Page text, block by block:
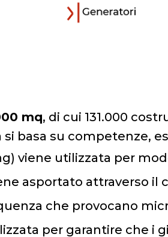
mq, di cui 131.000
basa su competenze,
viene utilizzata per
asportato attraverso
che provocano
per garantire che i